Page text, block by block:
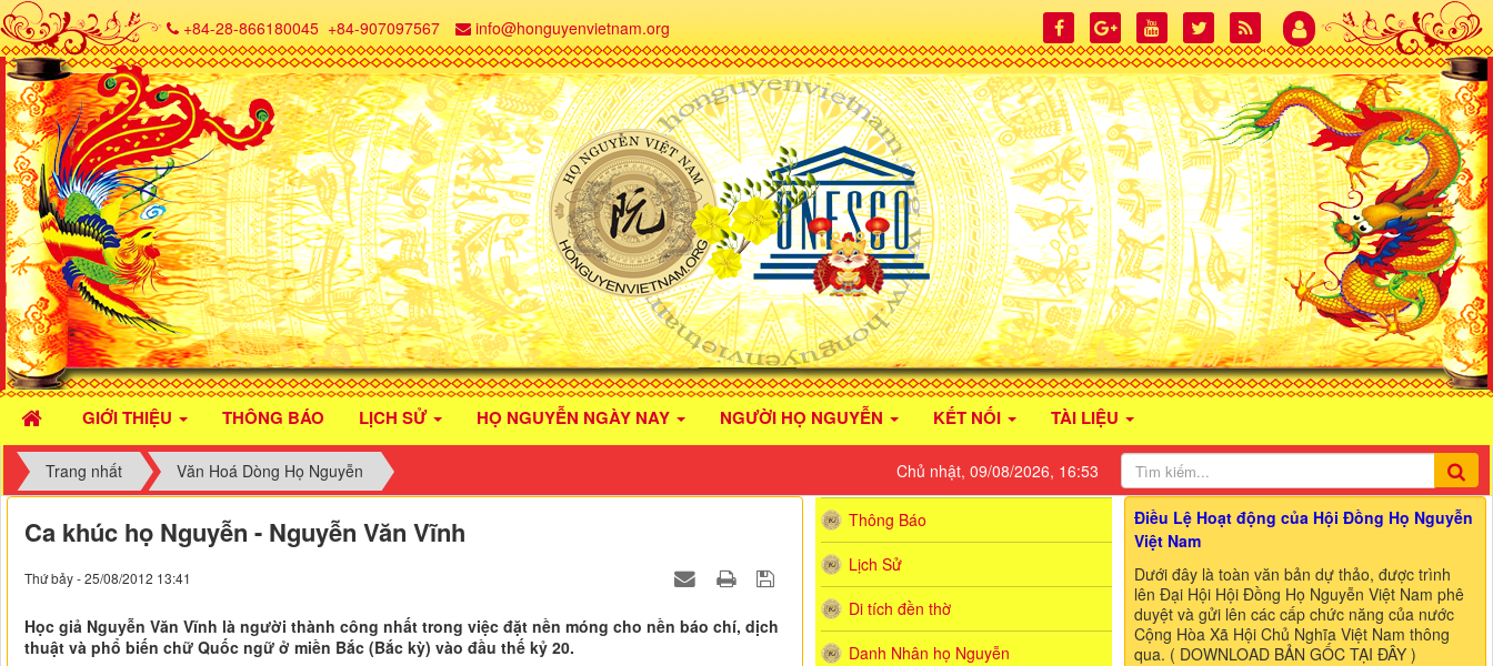
GIỚI THIỆU THÔNG BÁO LỊCH SỬ HỌ NGUYỄN NGÀY NAY NGƯỜI HỌ NGUYỄN KẾT NỐI TÀI LIỆU
+84-28-866180045 +84-907097567 info@honguyenvietnam.org
Trang nhất Văn Hoá Dòng Họ Nguyễn Chủ nhật, 09/08/2026, 16:53
Ca khúc họ Nguyễn - Nguyễn Văn Vĩnh
Thứ bảy - 25/08/2012 13:41
Học giả Nguyễn Văn Vĩnh là người thành công nhất trong việc đặt nền móng cho nền báo chí, dịch
thuật và phổ biến chữ Quốc ngữ ở miền Bắc (Bắc kỳ) vào đầu thế kỷ 20.
Điều Lệ Hoạt động của Hội Đồng Họ Nguyễn
Việt Nam
Dưới đây là toàn văn bản dự thảo, được trình
lên Đại Hội Hội Đồng Họ Nguyễn Việt Nam phê
duyệt và gửi lên các cấp chức năng của nước
Cộng Hòa Xã Hội Chủ Nghĩa Việt Nam thông
qua. ( DOWNLOAD BẢN GỐC TẠI ĐÂY )
Thông Báo
Lịch Sử
Di tích đền thờ
Danh Nhân họ Nguyễn